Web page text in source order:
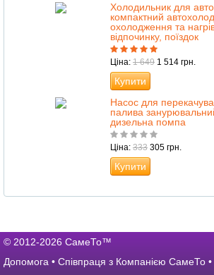
Холодильник для
компактний
охолодження та
відпочинку, поїздок
Ціна: 1 649 1 514 грн.
Купити
Насос для
палива
дизельна помпа
Ціна: 333 305 грн.
Купити
© 2012-2026 СамеТо™
Допомога • Співпраця з Компанією СамеТо •